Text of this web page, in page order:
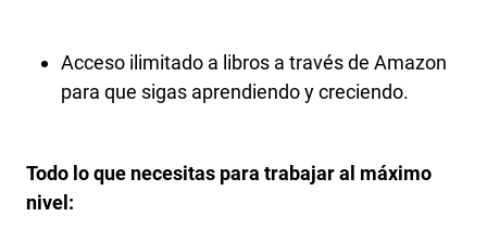
Acceso ilimitado a libros a través de Amazon
para que sigas aprendiendo y creciendo.
Todo lo que necesitas para trabajar al máximo
nivel: